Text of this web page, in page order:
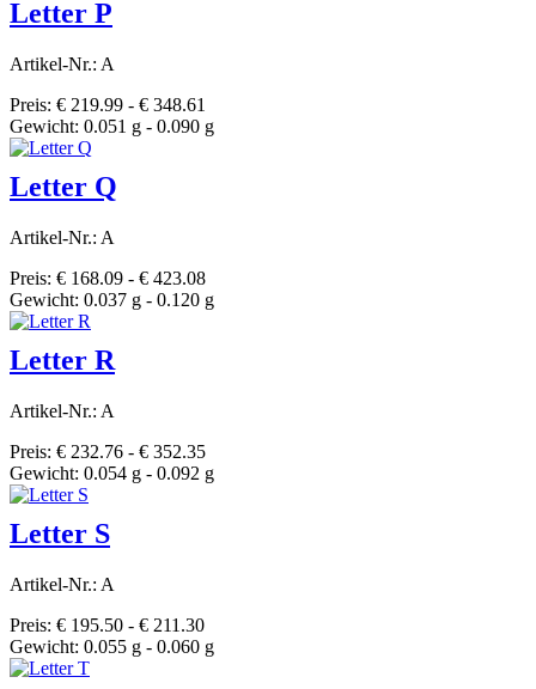
Letter P
Artikel-Nr.: A
Preis: € 219.99 - € 348.61
Gewicht: 0.051 g - 0.090 g
Letter Q
Artikel-Nr.: A
Preis: € 168.09 - € 423.08
Gewicht: 0.037 g - 0.120 g
Letter R
Artikel-Nr.: A
Preis: € 232.76 - € 352.35
Gewicht: 0.054 g - 0.092 g
Letter S
Artikel-Nr.: A
Preis: € 195.50 - € 211.30
Gewicht: 0.055 g - 0.060 g